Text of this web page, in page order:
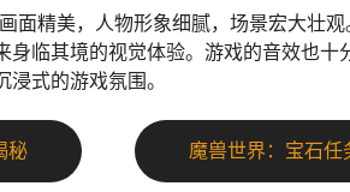
面精美，人物形象细腻，场景宏大壮
身临其境的视觉体验。游戏的音效也十
式的游戏氛围。
秘 魔兽世界：宝石